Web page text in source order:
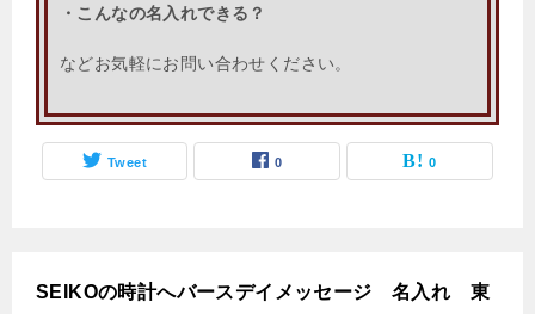
・こんなの名入れできる？
などお気軽にお問い合わせください。
Tweet 0 0
SEIKOの時計へバースデイメッセージ 名入れ 東